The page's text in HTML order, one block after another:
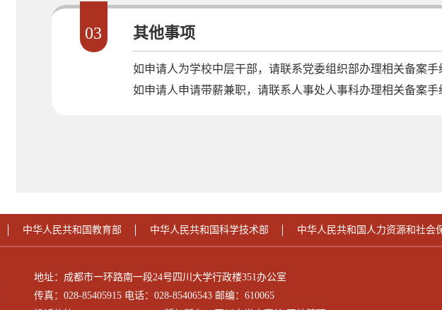
03 其他事项
如申请人为学校中层干部，请联系党委组织部办理相关备案手
如申请人申请带薪兼职，请联系人事处人事科办理相关备案手
中华人民共和国教育部 中华人民共和国科学技术部 中华人民共和国人力资源和社会
地址：成都市一环路南一段24号四川大学行政楼351办公室
传真：028-85405915 电话：028-85406543 邮编：610065